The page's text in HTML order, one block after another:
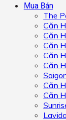
Mua Bán
The
Căn
Căn
Căn
Căn
Căn
Căn
Căn